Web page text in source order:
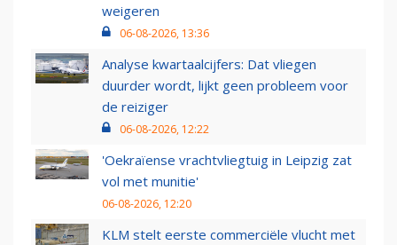
weigeren
06-08-2026, 13:36
Analyse kwartaalcijfers: Dat vliegen
duurder wordt, lijkt geen probleem voor
de reiziger
06-08-2026, 12:22
'Oekraïense vrachtvliegtuig in Leipzig zat
vol met munitie'
06-08-2026, 12:20
KLM stelt eerste commerciële vlucht met